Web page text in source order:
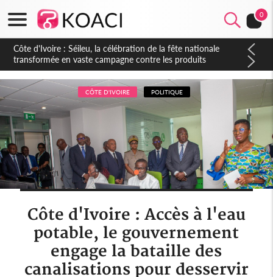
0
Côte d'Ivoire : Séileu, la célébration de la fête nationale
transformée en vaste campagne contre les produits
dépigmentants dangereux
CÔTE D'IVOIRE POLITIQUE
Côte d'Ivoire : Accès à l'eau
potable, le gouvernement
engage la bataille des
canalisations pour desservir